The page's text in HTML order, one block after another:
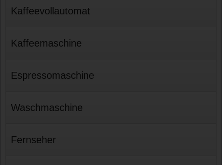
Kaffeevollautomat
Kaffeemaschine
Espressomaschine
Waschmaschine
Fernseher